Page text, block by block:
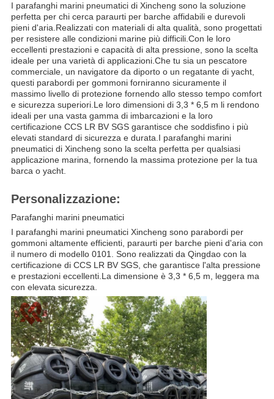
I parafanghi marini pneumatici di Xincheng sono la soluzione
perfetta per chi cerca paraurti per barche affidabili e durevoli
pieni d'aria.Realizzati con materiali di alta qualità, sono progettati
per resistere alle condizioni marine più difficili.Con le loro
eccellenti prestazioni e capacità di alta pressione, sono la scelta
ideale per una varietà di applicazioni.Che tu sia un pescatore
commerciale, un navigatore da diporto o un regatante di yacht,
questi parabordi per gommoni forniranno sicuramente il
massimo livello di protezione fornendo allo stesso tempo comfort
e sicurezza superiori.Le loro dimensioni di 3,3 * 6,5 m li rendono
ideali per una vasta gamma di imbarcazioni e la loro
certificazione CCS LR BV SGS garantisce che soddisfino i più
elevati standard di sicurezza e durata.I parafanghi marini
pneumatici di Xincheng sono la scelta perfetta per qualsiasi
applicazione marina, fornendo la massima protezione per la tua
barca o yacht.
Personalizzazione:
Parafanghi marini pneumatici
I parafanghi marini pneumatici Xincheng sono parabordi per
gommoni altamente efficienti, paraurti per barche pieni d'aria con
il numero di modello 0101. Sono realizzati da Qingdao con la
certificazione di CCS LR BV SGS, che garantisce l'alta pressione
e prestazioni eccellenti.La dimensione è 3,3 * 6,5 m, leggera ma
con elevata sicurezza.